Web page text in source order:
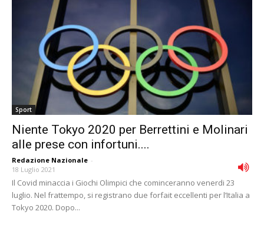
Sport
Niente Tokyo 2020 per Berrettini e Molinari
alle prese con infortuni....
Redazione Nazionale -
18 Luglio 2021
Il Covid minaccia i Giochi Olimpici che cominceranno venerdi 23
luglio. Nel frattempo, si registrano due forfait eccellenti per l’Italia a
Tokyo 2020. Dopo...